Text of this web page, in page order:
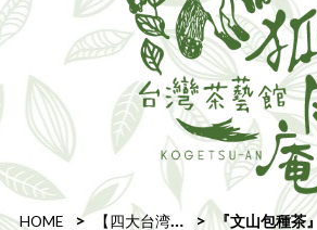
HOME 【四大台湾茶】 『文山包種茶』